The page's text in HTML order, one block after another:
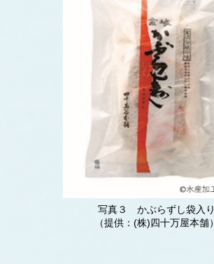
写真３ かぶらずし袋入り
（提供：(株)四十万屋本舗）